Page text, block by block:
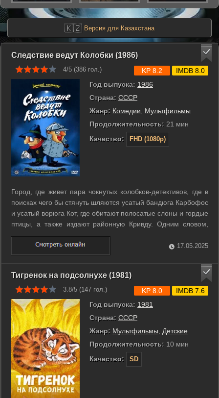
🇰🇿 Версия для Казахстана
Следствие ведут Колобки (1986)
4/5 (386 гол.)
Год выпуска: 1986
Страна: СССР
Жанр: Комедии
Мультфильмы
Продолжительность: 21 мин
Качество:
FHD (1080p)
KP 8.2 IMDB 8.0
Город, где живет пара чокнутых колобков-детективов, где в
поисках чего бы стянуть шляются усатый бандюга Карбофос
и усатый ворюга Кот, где обитают полосатые слоны и гордые
птицы, а также издают районную Кривду. Одним словом,
полный дурдом! Ну и естественно, любая русская народная
сказка начинается с простого и самого банального
похищения слона. ...
17.05.2025
Тигренок на подсолнухе (1981)
3.8/5 (147 гол.)
Год выпуска: 1981
Страна: СССР
Жанр: Мультфильмы
Детские
Продолжительность: 10 мин
Качество:
SD
KP 8.0 IMDB 7.6